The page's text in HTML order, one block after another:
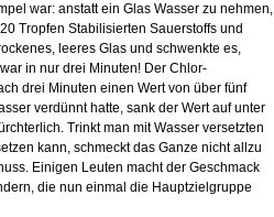
war: anstatt ein Glas Wasser zu nehmen,
Tropfen Stabilisierten Sauerstoffs und
leeres Glas und schwenkte es,
in nur drei Minuten! Der Chlor-
drei Minuten einen Wert von über fünf
verdünnt hatte, sank der Wert auf unter
Trinkt man mit Wasser versetzten
kann, schmeckt das Ganze nicht allzu
Einigen Leuten macht der Geschmack
die nun einmal die Hauptzielgruppe